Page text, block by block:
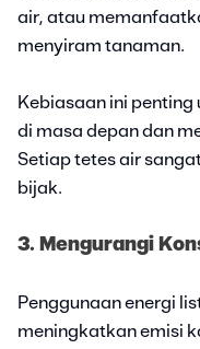
air, atau
menyiram tanaman.
Kebiasaan ini penting
di masa depan dan
Setiap tetes air
bijak.
3. Mengurangi
Penggunaan energi
meningkatkan emisi